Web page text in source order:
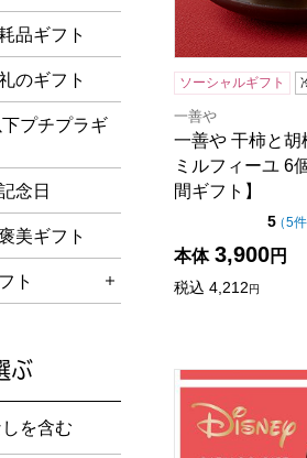
ソーシャルギフト
一善や
一善や 干柿と胡
ミルフィーユ 6
間ギフト】
5点（
（5件
本体 3,900円
税込 4,212円
ディズニーカタ
品ギフト
のギフト
プチプラギ
念日
美ギフト
ト 詳細を開く
ぶ
品を含めて検索することができます。
を含む